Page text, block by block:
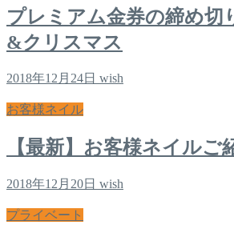
プレミアム金券の締め切
&クリスマス
2018年12月24日 wish
お客様ネイル
【最新】お客様ネイルご
2018年12月20日 wish
プライベート